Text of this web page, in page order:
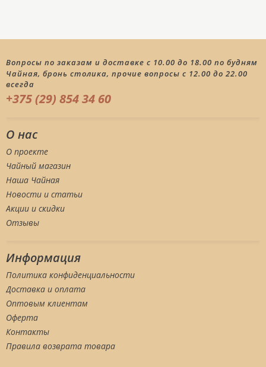
Вопросы по заказам и доставке с 10.00 до 18.00 по будням
Чайная, бронь столика, прочие вопросы с 12.00 до 22.00
всегда
+375 (29) 854 34 60
О нас
О проекте
Чайный магазин
Наша Чайная
Новости и статьи
Акции и скидки
Отзывы
Информация
Политика конфиденциальности
Доставка и оплата
Оптовым клиентам
Оферта
Контакты
Правила возврата товара